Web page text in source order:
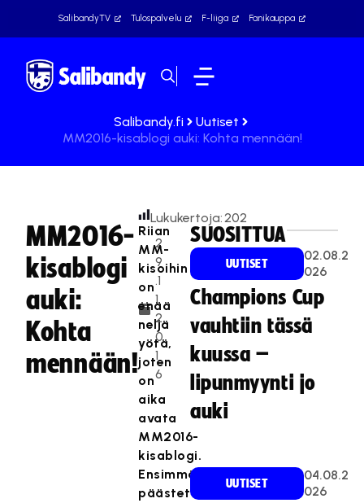
SalibandyTV Tulospalvelu F-liiga Fanikauppa
Salibandy.fi
Uutiset
MM2016-kisablogi auki: Kohta mennään!
MM2016-
kisablogi
auki:
Kohta
mennään!
2
9
.1
1.
2
0
1
6
Lukukertoja:202
Riian
MM-
kisoihin
on
enää
neljä
yötä,
joten
on
aika
avata
MM2016-
kisablogi.
Ensimmäisenä
päästetään
SUOSITTUA
UUTISET
02.08.2
026
Champions Cup
vauhtiin tässä
kuussa –
lipunmyynti jo
auki
UUTISET
04.08.2
026